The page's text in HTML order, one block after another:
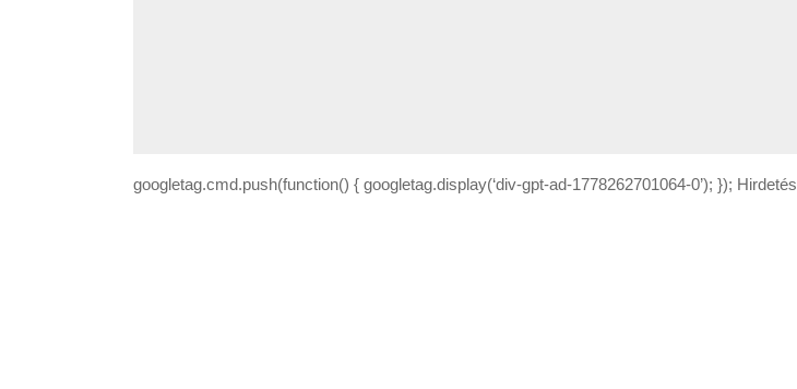
googletag.cmd.push(function() { googletag.display(‘div-gpt-ad-1778262701064-0’); }); Hirdetés